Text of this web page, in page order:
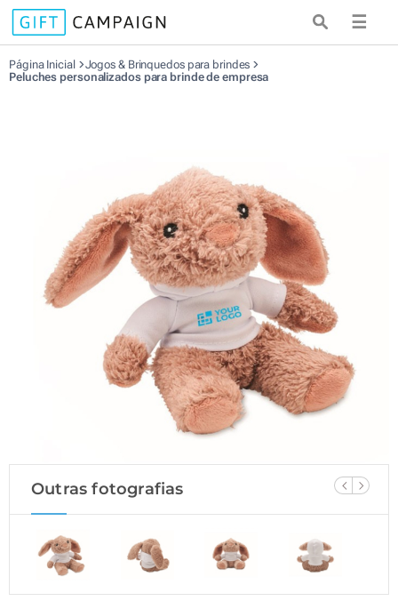
☰
Página Inicial
Jogos & Brinquedos para brindes
Peluches personalizados para brinde de empresa
Outras fotografias